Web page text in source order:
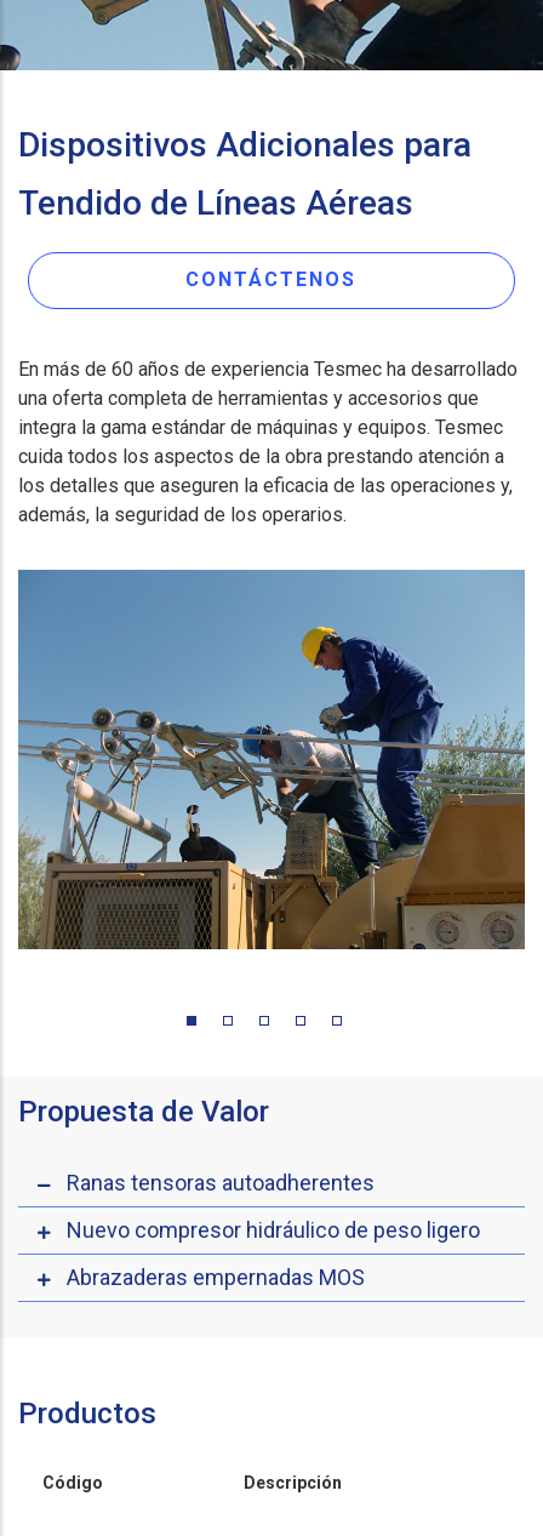
Dispositivos Adicionales para
Tendido de Líneas Aéreas
CONTÁCTENOS
En más de 60 años de experiencia Tesmec ha desarrollado
una oferta completa de herramientas y accesorios que
integra la gama estándar de máquinas y equipos. Tesmec
cuida todos los aspectos de la obra prestando atención a
los detalles que aseguren la eficacia de las operaciones y,
además, la seguridad de los operarios.
Propuesta de Valor
Ranas tensoras autoadherentes
Nuevo compresor hidráulico de peso ligero
Abrazaderas empernadas MOS
Productos
Código Descripción